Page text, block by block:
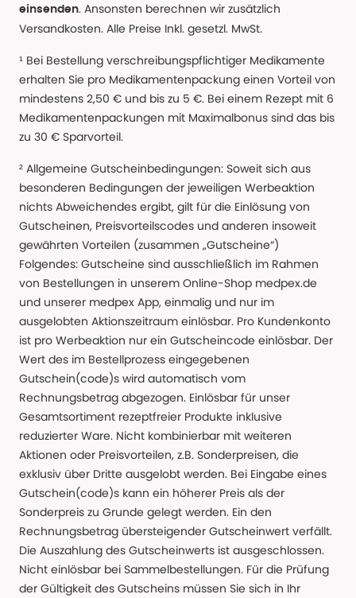
einsenden. Ansonsten berechnen wir zusätzlich
Versandkosten. Alle Preise Inkl. gesetzl. MwSt.
¹ Bei Bestellung verschreibungspflichtiger Medikamente
erhalten Sie pro Medikamentenpackung einen Vorteil von
mindestens 2,50 € und bis zu 5 €. Bei einem Rezept mit 6
Medikamentenpackungen mit Maximalbonus sind das bis
zu 30 € Sparvorteil.
² Allgemeine Gutscheinbedingungen: Soweit sich aus
besonderen Bedingungen der jeweiligen Werbeaktion
nichts Abweichendes ergibt, gilt für die Einlösung von
Gutscheinen, Preisvorteilscodes und anderen insoweit
gewährten Vorteilen (zusammen „Gutscheine“)
Folgendes: Gutscheine sind ausschließlich im Rahmen
von Bestellungen in unserem Online-Shop medpex.de
und unserer medpex App, einmalig und nur im
ausgelobten Aktionszeitraum einlösbar. Pro Kundenkonto
ist pro Werbeaktion nur ein Gutscheincode einlösbar. Der
Wert des im Bestellprozess eingegebenen
Gutschein(code)s wird automatisch vom
Rechnungsbetrag abgezogen. Einlösbar für unser
Gesamtsortiment rezeptfreier Produkte inklusive
reduzierter Ware. Nicht kombinierbar mit weiteren
Aktionen oder Preisvorteilen, z.B. Sonderpreisen, die
exklusiv über Dritte ausgelobt werden. Bei Eingabe eines
Gutschein(code)s kann ein höherer Preis als der
Sonderpreis zu Grunde gelegt werden. Ein den
Rechnungsbetrag übersteigender Gutscheinwert verfällt.
Die Auszahlung des Gutscheinwerts ist ausgeschlossen.
Nicht einlösbar bei Sammelbestellungen. Für die Prüfung
der Gültigkeit des Gutscheins müssen Sie sich in Ihr